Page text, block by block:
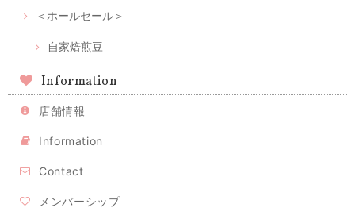
＜ホールセール＞
自家焙煎豆
Information
店舗情報
Information
Contact
メンバーシップ